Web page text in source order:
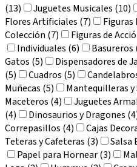
(13)
Juguetes Musicales (10)
Flores Artificiales (7)
Figuras
Colección (7)
Figuras de
Individuales (6)
Basureros
Gatos (5)
Dispensadores de
(5)
Cuadros (5)
Muñecas (5)
Mantequilleras y
Maceteros (4)
Juguetes
(4)
Dinosaurios y Dragones
Correpasillos (4)
Cajas
Teteras y Cafeteras (3)
Salsa
Papel para Hornear (3)